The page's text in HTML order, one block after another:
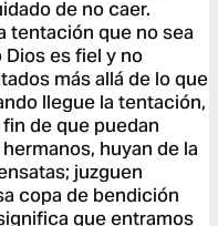
de no caer.
tentación que no sea
es fiel y no
más allá de lo que
llegue la tentación,
de que puedan
huyan de la
juzguen
copa de bendición
que entramos